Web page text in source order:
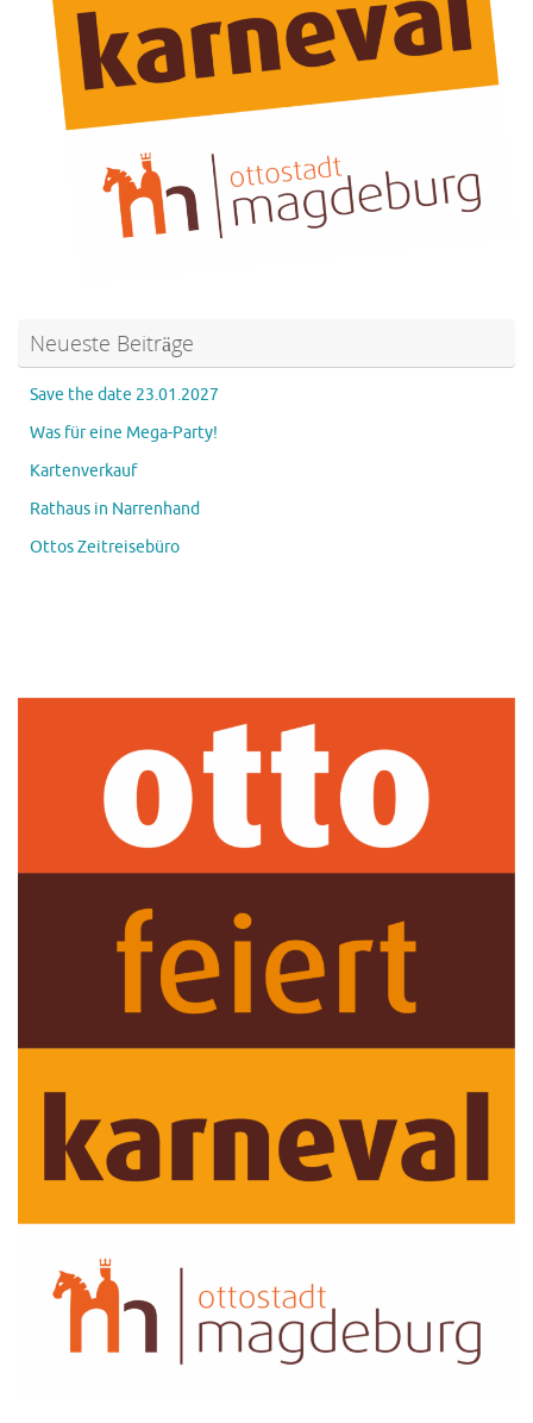
Neueste Beiträge
Save the date 23.01.2027
Was für eine Mega-Party!
Kartenverkauf
Rathaus in Narrenhand
Ottos Zeitreisebüro